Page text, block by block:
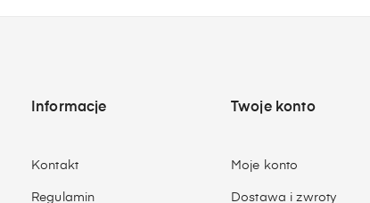
Informacje
Kontakt
Regulamin
Twoje konto
Moje konto
Dostawa i zwroty